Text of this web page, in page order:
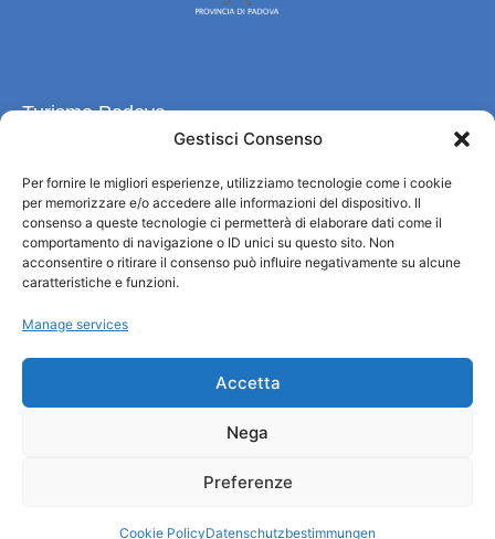
Gestisci Consenso
Per fornire le migliori esperienze, utilizziamo tecnologie come i cookie
per memorizzare e/o accedere alle informazioni del dispositivo. Il
consenso a queste tecnologie ci permetterà di elaborare dati come il
comportamento di navigazione o ID unici su questo sito. Non
acconsentire o ritirare il consenso può influire negativamente su alcune
caratteristiche e funzioni.
Manage services
Accetta
Nega
Preferenze
Cookie PolicyDatenschutzbestimmungen
Turismo Padova
Informationsbüro und touristenempfang / IAT
Datenschutzbestimmungen
Cookie Policy (UE)
Credits
Informationen